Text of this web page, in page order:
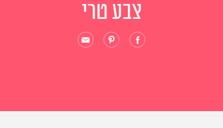
ביוטי
צבע טרי